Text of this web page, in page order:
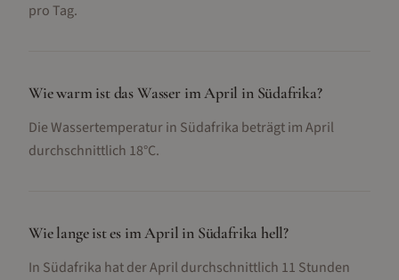
pro Tag.
Wie warm ist das Wasser im April in Südafrika?
Die Wassertemperatur in Südafrika beträgt im April
durchschnittlich 18°C.
Wie lange ist es im April in Südafrika hell?
In Südafrika hat der April durchschnittlich 11 Stunden